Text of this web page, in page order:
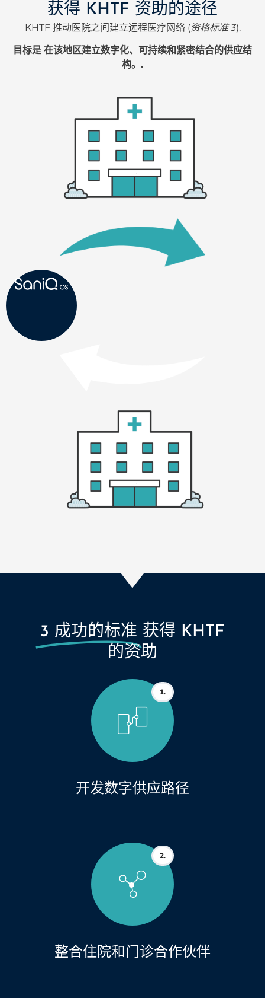
获得 KHTF 资助的途径
KHTF 推动医院之间建立远程医疗网络 (资格标准 3).
目标是 在该地区建立数字化、可持续和紧密结合的供应结
构。.
3 成功的标准 获得 KHTF
的资助
1.
开发数字供应路径
2.
整合住院和门诊合作伙伴